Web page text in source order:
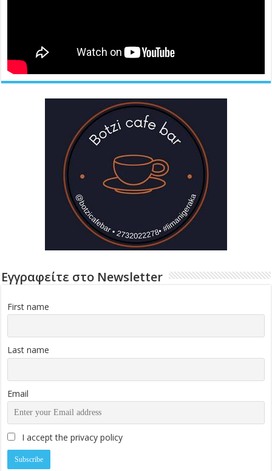
Εγγραφείτε στο Newsletter
First name
Last name
Email
I accept the privacy policy